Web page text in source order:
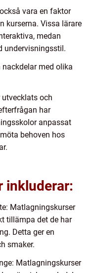
vara en faktor
kurserna. Vissa lärare
medan
undervisningsstil.
med olika
och
har
anpassat
behoven hos
inkluderar:
Matlagningskurser
tillämpa det de har
Detta ger en
smaker.
Matlagningskurser